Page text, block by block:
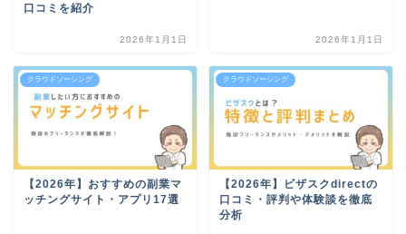
口コミを紹介
2026年1月1日 2026年1月1日
クラウドソーシング
【2026年】おすすめの副業マ
ッチングサイト・アプリ17選
クラウドソーシング
【2026年】ビザスクdirectの
口コミ・評判や体験談を徹底
分析